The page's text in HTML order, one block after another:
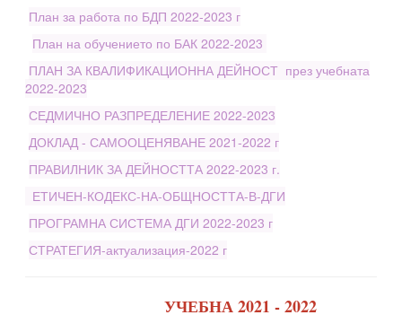
План за работа по БДП 2022-2023 г
План на обучението по БАК 2022-2023
ПЛАН ЗА КВАЛИФИКАЦИОННА ДЕЙНОСТ през учебната
2022-2023
СЕДМИЧНО РАЗПРЕДЕЛЕНИЕ 2022-2023
ДОКЛАД - САМООЦЕНЯВАНЕ 2021-2022 г
ПРАВИЛНИК ЗА ДЕЙНОСТТА 2022-2023 г.
ЕТИЧЕН-КОДЕКС-НА-ОБЩНОСТТА-В-ДГИ
ПРОГРАМНА СИСТЕМА ДГИ 2022-2023 г
СТРАТЕГИЯ-актуализация-2022 г
УЧЕБНА 2021 - 2022